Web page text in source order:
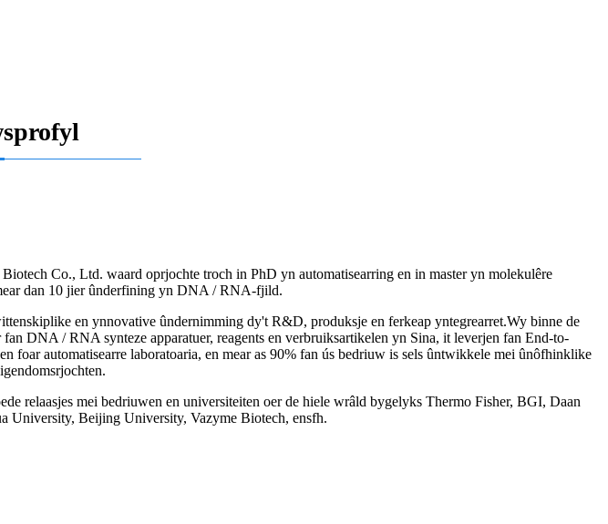
Co., Ltd. waard oprjochte troch in PhD yn automatisearring en in master yn molekulêre
dan 10 jier ûnderfining yn DNA / RNA-fjild.
en ynnovative ûndernimming dy't R&D, produksje en ferkeap yntegrearret.Wy binne de
fan DNA / RNA synteze apparatuer, reagents en verbruiksartikelen yn Sina, it leverjen fan End-to-
foar automatisearre laboratoaria, en mear as 90% fan ús bedriuw is sels ûntwikkele mei ûnôfhinklike
relaasjes mei bedriuwen en universiteiten oer de hiele wrâld bygelyks Thermo Fisher, BGI, Daan
University, Beijing University, Vazyme Biotech, ensfh.